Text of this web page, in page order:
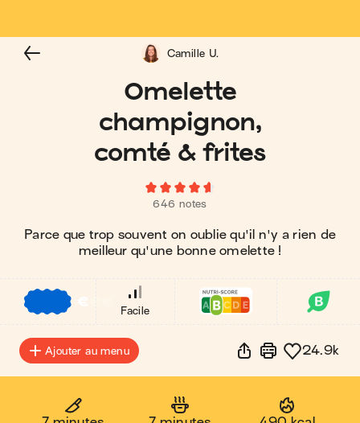
Omelette
champignon,
comté & frites
646 notes
Parce que trop souvent on oublie qu'il n'y a rien de
meilleur qu'une bonne omelette !
Camille U.
€
Facile
Ajouter au menu 24.9k